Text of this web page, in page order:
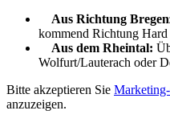
Aus Richtung
kommend Richtung
Aus dem Rheintal:
Wolfurt/Lauterach oder
Bitte akzeptieren Sie
anzuzeigen.